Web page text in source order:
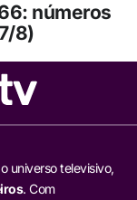
números
8)
universo televisivo,
. Com